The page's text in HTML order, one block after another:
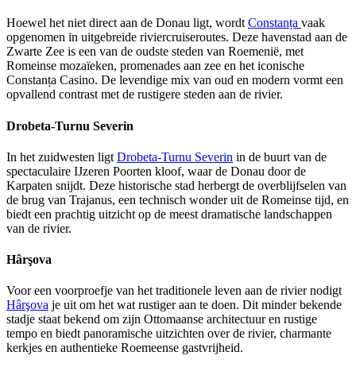
Hoewel het niet direct aan de Donau ligt, wordt Constanța vaak
opgenomen in uitgebreide riviercruiseroutes. Deze havenstad aan de
Zwarte Zee is een van de oudste steden van Roemenië, met
Romeinse mozaïeken, promenades aan zee en het iconische
Constanța Casino. De levendige mix van oud en modern vormt een
opvallend contrast met de rustigere steden aan de rivier.
Drobeta-Turnu Severin
In het zuidwesten ligt Drobeta-Turnu Severin in de buurt van de
spectaculaire IJzeren Poorten kloof, waar de Donau door de
Karpaten snijdt. Deze historische stad herbergt de overblijfselen van
de brug van Trajanus, een technisch wonder uit de Romeinse tijd, en
biedt een prachtig uitzicht op de meest dramatische landschappen
van de rivier.
Hârşova
Voor een voorproefje van het traditionele leven aan de rivier nodigt
Hârşova je uit om het wat rustiger aan te doen. Dit minder bekende
stadje staat bekend om zijn Ottomaanse architectuur en rustige
tempo en biedt panoramische uitzichten over de rivier, charmante
kerkjes en authentieke Roemeense gastvrijheid.